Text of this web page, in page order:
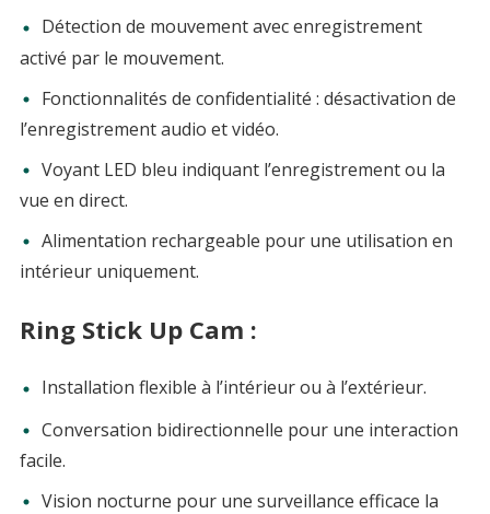
Détection de mouvement avec enregistrement
activé par le mouvement.
Fonctionnalités de confidentialité : désactivation de
l’enregistrement audio et vidéo.
Voyant LED bleu indiquant l’enregistrement ou la
vue en direct.
Alimentation rechargeable pour une utilisation en
intérieur uniquement.
Ring Stick Up Cam :
Installation flexible à l’intérieur ou à l’extérieur.
Conversation bidirectionnelle pour une interaction
facile.
Vision nocturne pour une surveillance efficace la